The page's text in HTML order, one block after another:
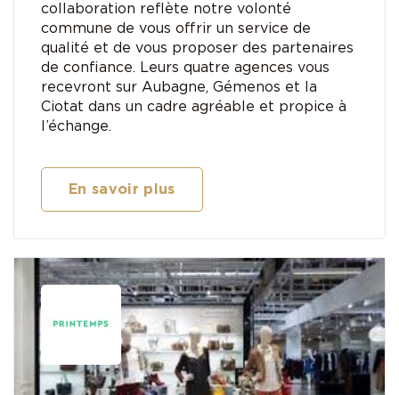
collaboration reflète notre volonté
commune de vous offrir un service de
qualité et de vous proposer des partenaires
de confiance. Leurs quatre agences vous
recevront sur Aubagne, Gémenos et la
Ciotat dans un cadre agréable et propice à
l’échange.
En savoir plus